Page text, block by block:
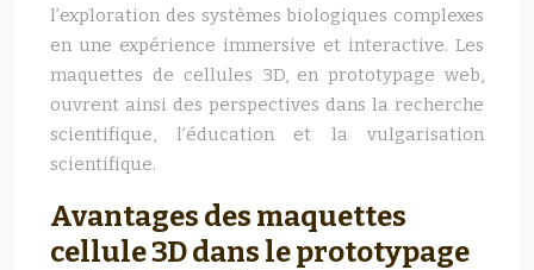
l’exploration des systèmes biologiques complexes
en une expérience immersive et interactive. Les
maquettes de cellules 3D, en prototypage web,
ouvrent ainsi des perspectives dans la recherche
scientifique, l’éducation et la vulgarisation
scientifique.
Avantages des maquettes
cellule 3D dans le prototypage